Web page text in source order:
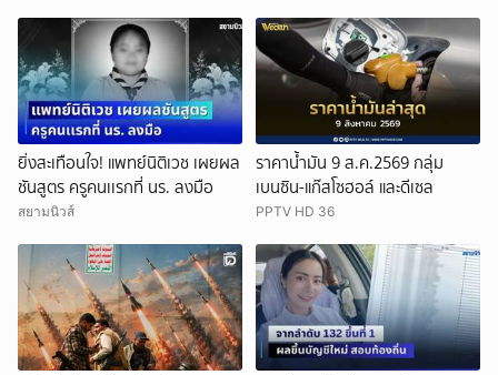
ยิ่งสะเทือนใจ! แพทย์นิติเวช เผยผล
ชันสูตร ครูคนเเรกที่ นร. ลงมือ
สยามนิวส์
ราคาน้ำมัน 9 ส.ค.2569 กลุ่ม
เบนซิน-แก๊สโซฮอล์ และดีเซล
PPTV HD 36